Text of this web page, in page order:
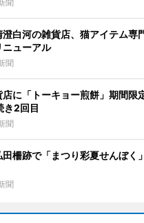
聞
白河の雑貨店、猫アイテム専
ニューアル
聞
店に「トーキョー煎餅」期間
き2回目
聞
田柵跡で「まつり彩夏せんぼ
聞